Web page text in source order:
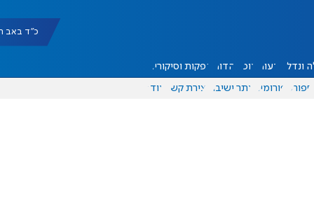
כ"ד באב תשפ"ו
ונדל"ן דעות אוכל יהדות הפקות וסיקורים
ספורט פורומים אתר ישיבה יצירת קשר עוד